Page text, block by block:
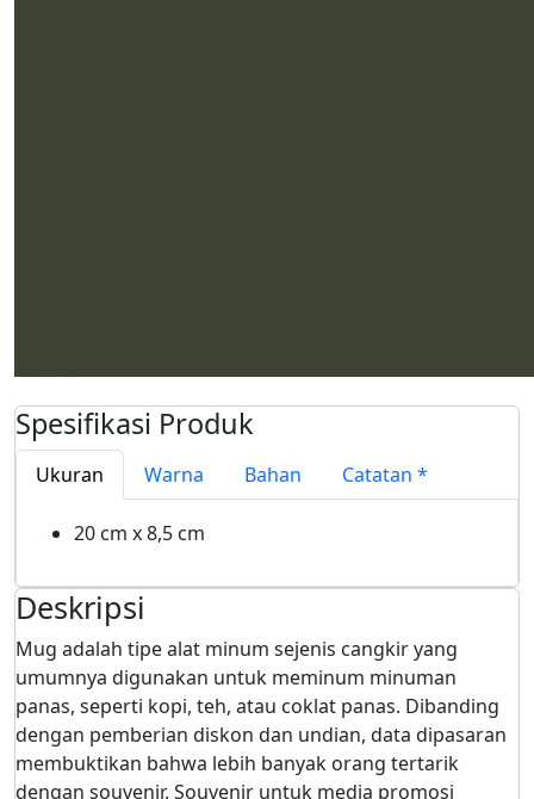
Spesifikasi Produk
Ukuran Warna Bahan Catatan *
20 cm x 8,5 cm
Deskripsi
Mug adalah tipe alat minum sejenis cangkir yang
umumnya digunakan untuk meminum minuman
panas, seperti kopi, teh, atau coklat panas. Dibanding
dengan pemberian diskon dan undian, data dipasaran
membuktikan bahwa lebih banyak orang tertarik
dengan souvenir. Souvenir untuk media promosi